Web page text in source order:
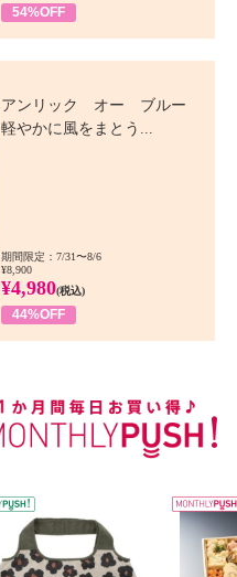
54%OFF
アンリック オー ブルー
軽やかに風をまとう...
期間限定：7/31〜8/6
¥8,900
¥4,980(税込)
44%OFF
WEEKLY PUSH